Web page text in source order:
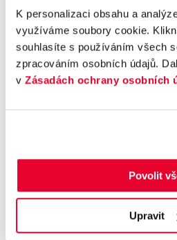
K personalizaci obsahu a
využíváme soubory cookie.
souhlasíte s používáním všech
zpracováním osobních údajů.
v Zásadách ochrany osobních
Povolit
Upravit
Výbava
Příplatková výbava
informativní charakter. Tato
není nabídkou ve smyslu §
občanského zákoníku, ani
příslib dle § 1733
indikativní nabídky nevzniká